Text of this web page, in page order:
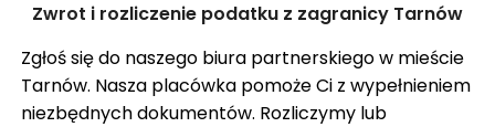
KROK PO KROKU
FAQ
SŁOWNIK
Pokaż trasę
Zwrot i rozliczenie podatku z zagranicy Tarnów
Zgłoś się do naszego biura partnerskiego w mieście
Tarnów. Nasza placówka pomoże Ci z wypełnieniem
niezbędnych dokumentów. Rozliczymy lub